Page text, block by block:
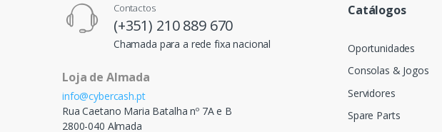
Contactos
(+351) 210 889 670
Chamada para a rede fixa nacional
Loja de Almada
info@cybercash.pt
Rua Caetano Maria Batalha nº 7A e B
2800-040 Almada
Catálogos
Oportunidades
Consolas & Jogos
Servidores
Spare Parts